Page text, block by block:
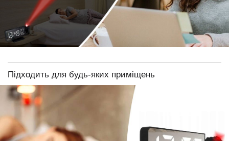
Підходить для будь-яких приміщень